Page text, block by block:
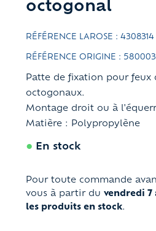
octogonal
RÉFÉRENCE LAROSE : 4308314
RÉFÉRENCE ORIGINE : 580003
Patte de fixation pour feux
octogonaux.
Montage droit ou à
Matière : Polypropylène
● En stock
Pour toute commande
vous à partir du vendredi 7
les produits en stock.